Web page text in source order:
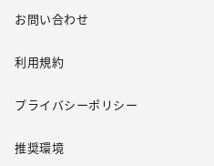
お問い合わせ
利用規約
プライバシーポリシー
推奨環境